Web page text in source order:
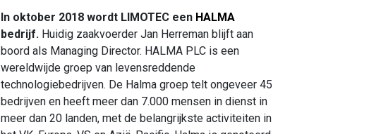
In oktober 2018 wordt LIMOTEC een HALMA
bedrijf. Huidig zaakvoerder Jan Herreman blijft aan
boord als Managing Director. HALMA PLC is een
wereldwijde groep van levensreddende
technologiebedrijven. De Halma groep telt ongeveer 45
bedrijven en heeft meer dan 7.000 mensen in dienst in
meer dan 20 landen, met de belangrijkste activiteiten in